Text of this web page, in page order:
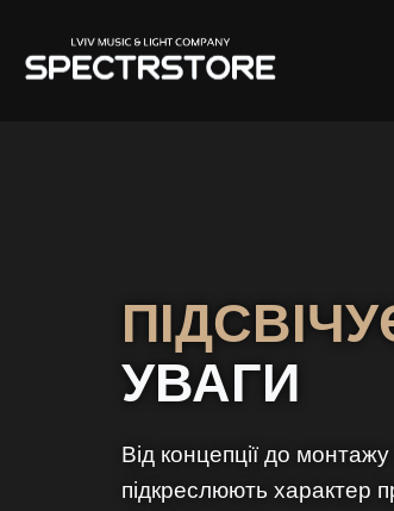
УВАГИ
Від концепції до
підкреслюють характер